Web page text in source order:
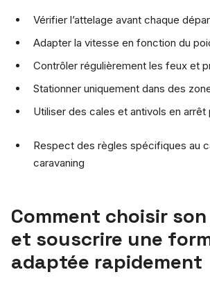
Vérifier l’attelage avant chaque
Adapter la vitesse en fonction du
Contrôler régulièrement les feux et
Stationner uniquement dans des
Utiliser des cales et antivols en arrêt
Respect des règles spécifiques au
caravaning
Comment choisir
et souscrire une
adaptée rapidement